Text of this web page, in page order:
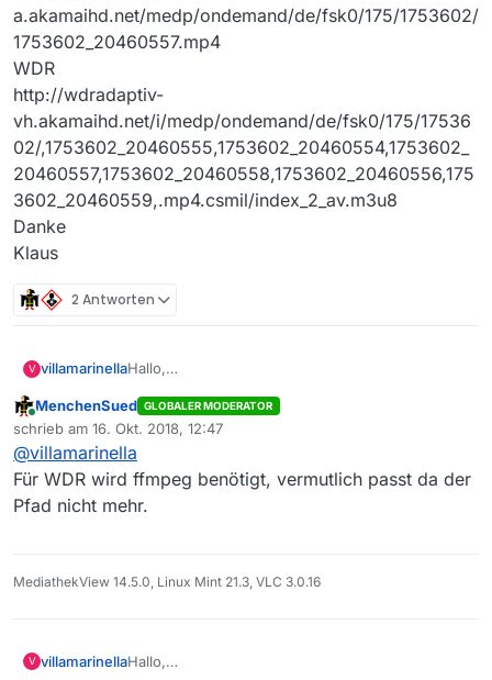
a.akamaihd.net/medp/ondemand/de/fsk0/175/1753602/
1753602_20460557.mp4
WDR
http://wdradaptiv-
vh.akamaihd.net/i/medp/ondemand/de/fsk0/175/17536
02/,1753602_20460555,1753602_20460554,1753602_
20460557,1753602_20460558,1753602_20460556,175
3602_20460559,.mp4.csmil/index_2_av.m3u8
Danke
Klaus
2 Antworten
V villamarinellaHallo,
Seite keine Filme mehr geladen.
Über die ARD Seite gibt es keine Probleme.
Hier ein Muster:
ARD
http://wdrmedien-
a.akamaihd.net/medp/ondemand/de/fsk0/175/175
http://wdradaptiv-
0460556,1753602_20460559,.mp4.csmil/index_2_
Online
MenchenSued GLOBALER MODERATOR
schrieb am 16. Okt. 2018, 12:47
zuletzt editiert von
@villamarinella
Für WDR wird ffmpeg benötigt, vermutlich passt da der
Pfad nicht mehr.
MediathekView 14.5.0, Linux Mint 21.3, VLC 3.0.16
V villamarinellaHallo,